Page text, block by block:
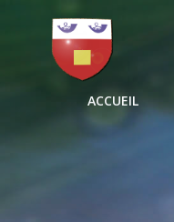
contenu
ACCUEIL